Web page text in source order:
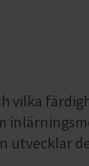
vilka
utvecklar